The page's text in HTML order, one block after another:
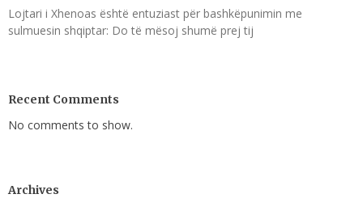
Lojtari i Xhenoas është entuziast për bashkëpunimin me
sulmuesin shqiptar: Do të mësoj shumë prej tij
Recent Comments
No comments to show.
Archives